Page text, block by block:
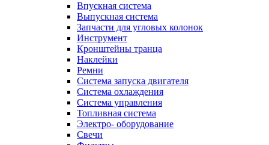
Впускная система
Выпускная система
Запчасти для угловых колонок
Инструмент
Кронштейны транца
Наклейки
Ремни
Система запуска двигателя
Система охлаждения
Система управления
Топливная система
Электро- оборудование
Свечи